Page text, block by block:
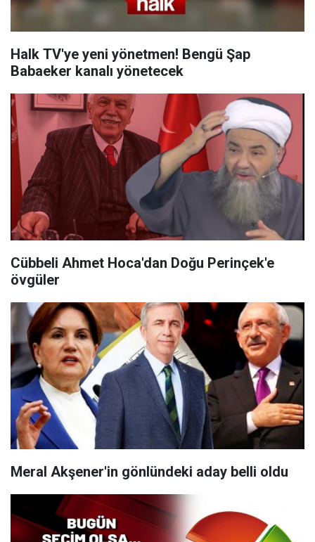
Halk TV'ye yeni yönetmen! Bengü Şap
Babaeker kanalı yönetecek
Cübbeli Ahmet Hoca'dan Doğu Perinçek'e
övgüler
Meral Akşener'in gönlündeki aday belli oldu